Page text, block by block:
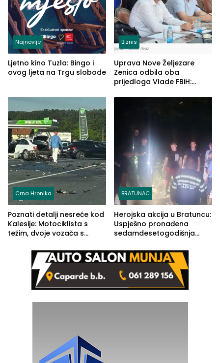
Najnovije
Ljetno kino Tuzla: Bingo i
ovog ljeta na Trgu slobode
Biznis
Uprava Nove Željezare
Zenica odbila oba
prijedloga Vlade FBiH:
rješenje
Crna Hronika
Poznati detalji nesreće kod
Kalesije: Motociklista s
težim, dvoje vozača s
BRATUNAC
Herojska akcija u Bratuncu:
Uspješno pronađena
sedamdesetogodišnja
Kravice.